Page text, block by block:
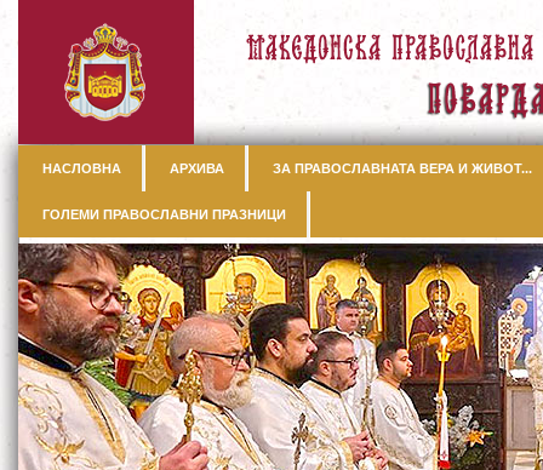
НАСЛОВНА АРХИВА ЗА ПРАВОСЛАВНАТА ВЕРА И ЖИВОТ...
ГОЛЕМИ ПРАВОСЛАВНИ ПРАЗНИЦИ